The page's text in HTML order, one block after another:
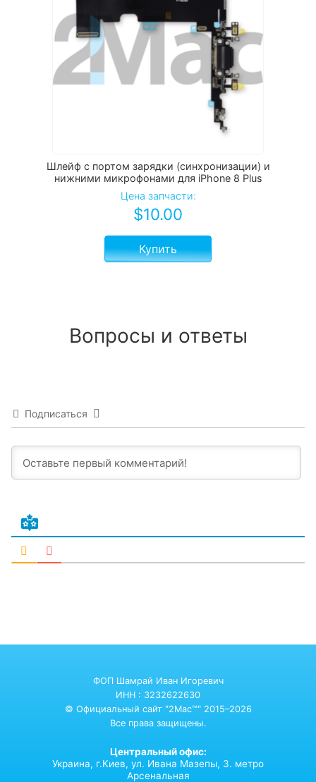
Шлейф c портом зарядки (синхронизации) и
нижними микрофонами для iPhone 8 Plus
Цена запчасти:
$10.00
Купить
Вопросы и ответы
Подписаться
ФОП Шамрай Иван Игоревич
ИНН : 3232622630
© Официальный сайт "2Mac™" 2015–2026
Все права защищены.
Центральный офис:
Украина, г.Киев, ул. Ивана Мазепы, 3. метро
Арсенальная